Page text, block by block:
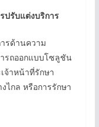
ปรับแต่งบริการ
รด้านความ
รถออกแบบโซลูชัน
จ้าหน้าที่รักษา
ไกล หรือการรักษา